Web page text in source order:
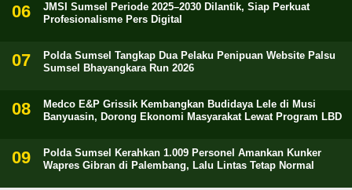
JMSI Sumsel Periode 2025–2030 Dilantik, Siap Perkuat
Profesionalisme Pers Digital
Polda Sumsel Tangkap Dua Pelaku Penipuan Website Palsu
Sumsel Bhayangkara Run 2026
Medco E&P Grissik Kembangkan Budidaya Lele di Musi
Banyuasin, Dorong Ekonomi Masyarakat Lewat Program LBD
Polda Sumsel Kerahkan 1.009 Personel Amankan Kunker
Wapres Gibran di Palembang, Lalu Lintas Tetap Normal